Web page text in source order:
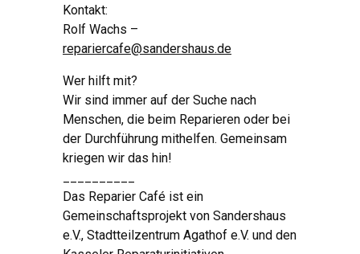
Kontakt:
Rolf Wachs –
repariercafe@sandershaus.de
Wer hilft mit?
Wir sind immer auf der Suche nach
Menschen, die beim Reparieren oder bei
der Durchführung mithelfen. Gemeinsam
kriegen wir das hin!
Das Reparier Café ist ein
Gemeinschaftsprojekt von Sandershaus
e.V., Stadtteilzentrum Agathof e.V. und den